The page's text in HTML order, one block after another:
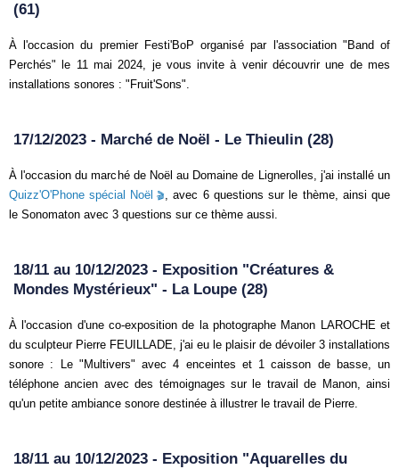
(61)
À l'occasion du premier Festi'BoP organisé par l'association "Band of
Perchés" le 11 mai 2024, je vous invite à venir découvrir une de mes
installations sonores : "Fruit'Sons".
17/12/2023 - Marché de Noël - Le Thieulin (28)
À l'occasion du marché de Noël au Domaine de Lignerolles, j'ai installé un
Quizz'O'Phone spécial Noël
, avec 6 questions sur le thème, ainsi que
le Sonomaton avec 3 questions sur ce thème aussi.
18/11 au 10/12/2023 - Exposition "Créatures &
Mondes Mystérieux" - La Loupe (28)
À l'occasion d'une co-exposition de la photographe Manon LAROCHE et
du sculpteur Pierre FEUILLADE, j'ai eu le plaisir de dévoiler 3 installations
sonore : Le "Multivers" avec 4 enceintes et 1 caisson de basse, un
téléphone ancien avec des témoignages sur le travail de Manon, ainsi
qu'un petite ambiance sonore destinée à illustrer le travail de Pierre.
18/11 au 10/12/2023 - Exposition "Aquarelles du